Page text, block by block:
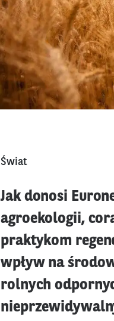
Świat
Jak donosi
agroekologii,
praktykom
wpływ na
rolnych